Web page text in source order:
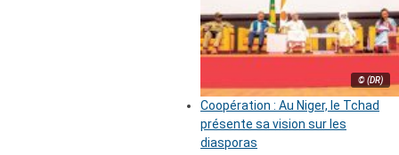
© (DR)
Coopération : Au Niger, le Tchad
présente sa vision sur les
diasporas